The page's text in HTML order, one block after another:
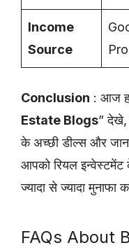
Income
Source
Conclusion : आज
Estate Blogs”
के अच्छी डील्स और
आपको रियल इन्वेस्टमेंट
ज्यादा से ज्यादा मुनाफा
FAQs About